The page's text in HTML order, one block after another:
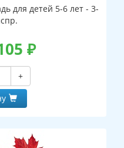
для детей 5-6 лет - 3-
₽
+